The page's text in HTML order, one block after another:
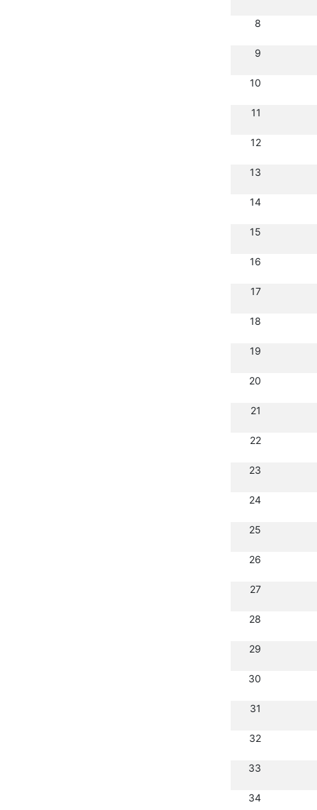
8
9
10
11
12
13
14
15
16
17
18
19
20
21
22
23
24
25
26
27
28
29
30
31
32
33
34